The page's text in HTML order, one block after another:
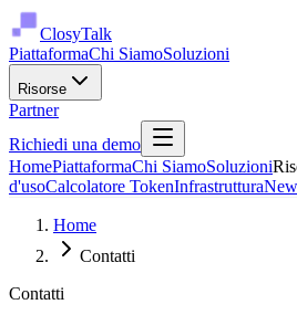
ClosyTalk
PiattaformaChi SiamoSoluzioni
Risorse
Partner
Richiedi una demo
HomePiattaformaChi SiamoSoluzioni
d'usoCalcolatore TokenInfrastruttura
Home
Contatti
Contatti